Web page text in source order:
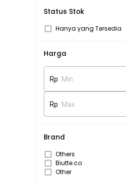
Status Stok
Hanya yang Tersedia
Harga
Rp Min
Rp Max
Brand
Others
Biutte.co
Other